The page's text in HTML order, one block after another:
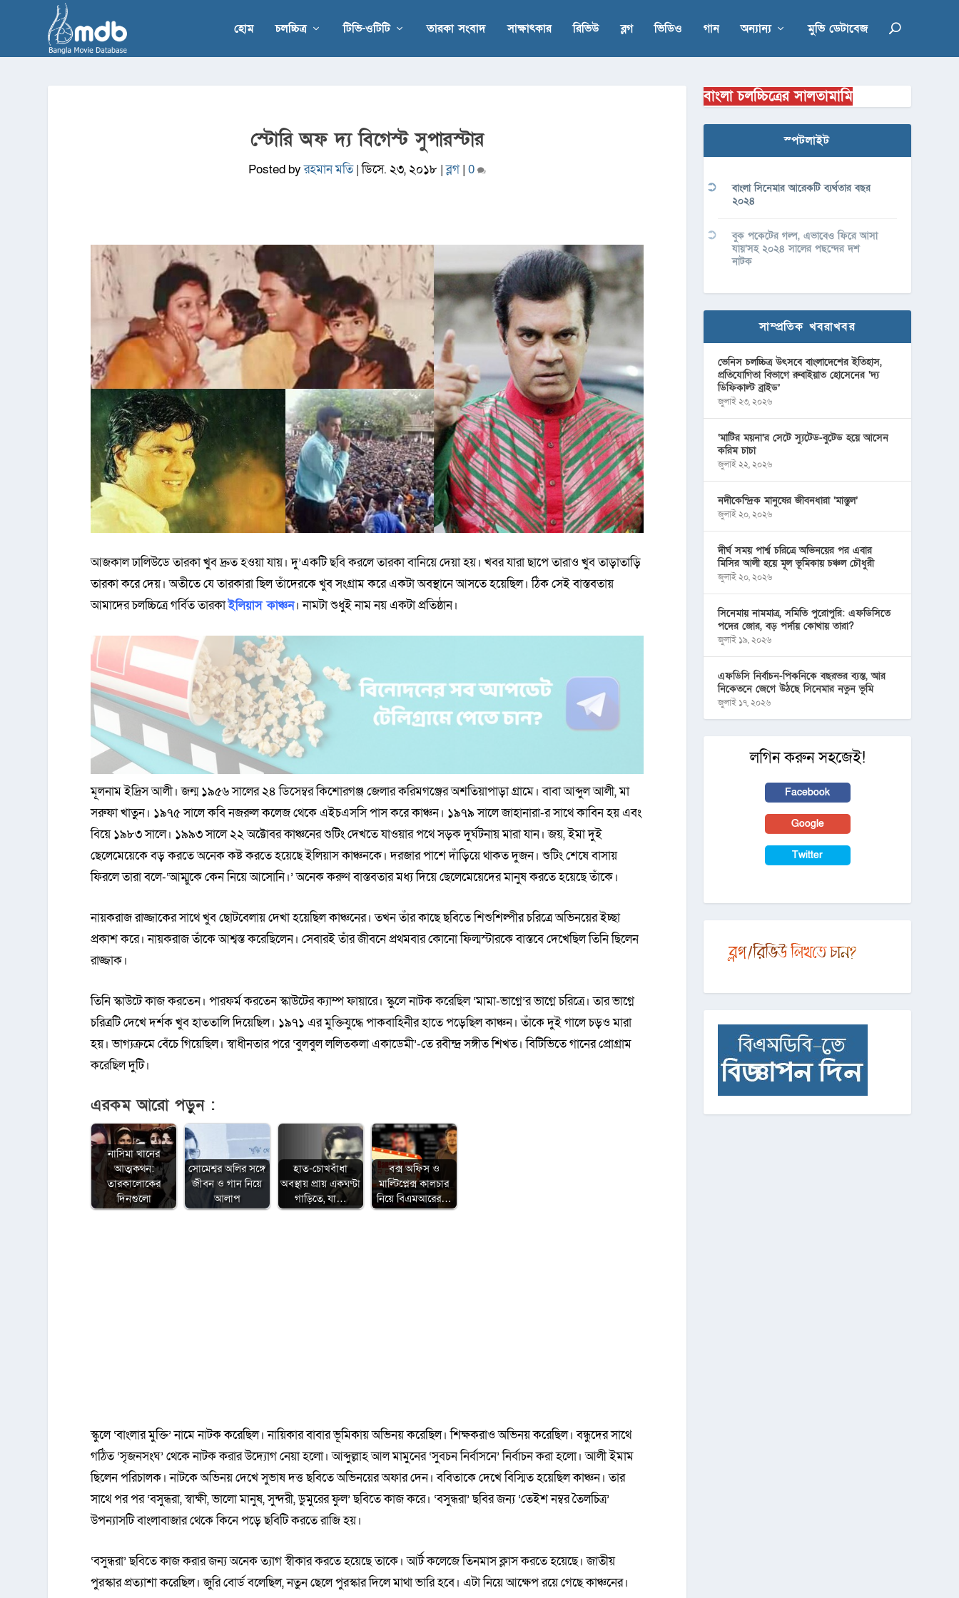
হোম চলচ্চিত্র টিভি-ওটিটি তারকা সংবাদ সাক্ষাৎকার রিভিউ ব্লগ ভিডিও গান অন্যান্য মুভি ডেটাবেজ
স্টোরি অফ দ্য বিগেস্ট সুপারস্টার
Posted byরহমান মতি|ডিসে. ২৩, ২০১৮ |ব্লগ |0
আজকাল ঢালিউডে তারকা খুব দ্রুত হওয়া যায়। দু’একটি ছবি করলে তারকা বানিয়ে দেয়া হয়। খবর যারা ছাপে তারাও খুব তাড়াতাড়ি
তারকা করে দেয়। অতীতে যে তারকারা ছিল তাঁদেরকে খুব সংগ্রাম করে একটা অবস্থানে আসতে হয়েছিল। ঠিক সেই বাস্তবতায়
আমাদের চলচ্চিত্রে গর্বিত তারকাইলিয়াস কাঞ্চন। নামটা শুধুই নাম নয় একটা প্রতিষ্ঠান।
মূলনাম ইদ্রিস আলী। জন্ম ১৯৫৬ সালের ২৪ ডিসেম্বর কিশোরগঞ্জ জেলার করিমগঞ্জের অশতিয়াপাড়া গ্রামে। বাবা আব্দুল আলী, মা
সরুফা খাতুন। ১৯৭৫ সালে কবি নজরুল কলেজ থেকে এইচএসসি পাস করে কাঞ্চন। ১৯৭৯ সালে জাহানারা-র সাথে কাবিন হয় এবং
বিয়ে ১৯৮৩ সালে। ১৯৯৩ সালে ২২ অক্টোবর কাঞ্চনের শুটিং দেখতে যাওয়ার পথে সড়ক দুর্ঘটনায় মারা যান। জয়, ইমা দুই
ছেলেমেয়েকে বড় করতে অনেক কষ্ট করতে হয়েছে ইলিয়াস কাঞ্চনকে। দরজার পাশে দাঁড়িয়ে থাকত দুজন। শুটিং শেষে বাসায়
ফিরলে তারা বলে-‘আম্মুকে কেন নিয়ে আসোনি।’ অনেক করুণ বাস্তবতার মধ্য দিয়ে ছেলেমেয়েদের মানুষ করতে হয়েছে তাঁকে।
নায়করাজ রাজ্জাকের সাথে খুব ছোটবেলায় দেখা হয়েছিল কাঞ্চনের। তখন তাঁর কাছে ছবিতে শিশুশিল্পীর চরিত্রে অভিনয়ের ইচ্ছা
প্রকাশ করে। নায়করাজ তাঁকে আশ্বস্ত করেছিলেন। সেবারই তাঁর জীবনে প্রথমবার কোনো ফিল্মস্টারকে বাস্তবে দেখেছিল তিনি ছিলেন
রাজ্জাক।
তিনি স্কাউটে কাজ করতেন। পারফর্ম করতেন স্কাউটের ক্যাম্প ফায়ারে। স্কুলে নাটক করেছিল ‘মামা-ভাগ্নে’র ভাগ্নে চরিত্রে। তার ভাগ্নে
চরিত্রটি দেখে দর্শক খুব হাততালি দিয়েছিল। ১৯৭১ এর মুক্তিযুদ্ধে পাকবাহিনীর হাতে পড়েছিল কাঞ্চন। তাঁকে দুই গালে চড়ও মারা
হয়। ভাগ্যক্রমে বেঁচে গিয়েছিল। স্বাধীনতার পরে ‘বুলবুল ললিতকলা একাডেমী’-তে রবীন্দ্র সঙ্গীত শিখত। বিটিভিতে গানের প্রোগ্রাম
করেছিল দুটি।
এরকম আরো পড়ুন :
নাসিমা খানের
আত্মকথন:
তারকালোকের
দিনগুলো
সোমেশ্বর অলির সঙ্গে
জীবন ও গান নিয়ে
আলাপ
হাত-চোখবাঁধা
অবস্থায় প্রায় একঘণ্টা
গাড়িতে, যা…
বক্স অফিস ও
মাল্টিপ্লেক্স কালচার
নিয়ে বিএমআরের…
স্কুলে ‘বাংলার মুক্তি’ নামে নাটক করেছিল। নায়িকার বাবার ভূমিকায় অভিনয় করেছিল। শিক্ষকরাও অভিনয় করেছিল। বন্ধুদের সাথে
গঠিত ‘সৃজনসংঘ’ থেকে নাটক করার উদ্যোগ নেয়া হলো। আব্দুল্লাহ আল মামুনের ‘সুবচন নির্বাসনে’ নির্বাচন করা হলো। আলী ইমাম
ছিলেন পরিচালক। নাটকে অভিনয় দেখে সুভাষ দত্ত ছবিতে অভিনয়ের অফার দেন। ববিতাকে দেখে বিস্মিত হয়েছিল কাঞ্চন। তার
সাথে পর পর ‘বসুন্ধরা, স্বাক্ষী, ভালো মানুষ, সুন্দরী, ডুমুরের ফুল’ ছবিতে কাজ করে। ‘বসুন্ধরা’ ছবির জন্য ‘তেইশ নম্বর তৈলচিত্র’
উপন্যাসটি বাংলাবাজার থেকে কিনে পড়ে ছবিটি করতে রাজি হয়।
‘বসুন্ধরা’ ছবিতে কাজ করার জন্য অনেক ত্যাগ স্বীকার করতে হয়েছে তাকে। আর্ট কলেজে তিনমাস ক্লাস করতে হয়েছে। জাতীয়
পুরস্কার প্রত্যাশা করেছিল। জুরি বোর্ড বলেছিল, নতুন ছেলে পুরস্কার দিলে মাথা ভারি হবে। এটা নিয়ে আক্ষেপ রয়ে গেছে কাঞ্চনের।
বাংলা চলচ্চিত্রের সালতামামি
স্পটলাইট
বাংলা সিনেমার আরেকটি ব্যর্থতার বছর
২০২৪
বুক পকেটের গল্প, এভাবেও ফিরে আসা
যায়’সহ ২০২৪ সালের পছন্দের দশ
নাটক
সাম্প্রতিক খবরাখবর
ভেনিস চলচ্চিত্র উৎসবে বাংলাদেশের ইতিহাস,
প্রতিযোগিতা বিভাগে রুবাইয়াত হোসেনের ‘দ্য
ডিফিকাল্ট ব্রাইড’
জুলাই ২৩, ২০২৬
‘মাটির ময়না’র সেটে স্যুটেড-বুটেড হয়ে আসেন
করিম চাচা
জুলাই ২২, ২০২৬
নদীকেন্দ্রিক মানুষের জীবনধারা ‘মাস্তুল’
জুলাই ২০, ২০২৬
দীর্ঘ সময় পার্শ্ব চরিত্রে অভিনয়ের পর এবার
মিসির আলী হয়ে মূল ভূমিকায় চঞ্চল চৌধুরী
জুলাই ২০, ২০২৬
সিনেমায় নামমাত্র, সমিতি পুরোপুরি: এফডিসিতে
পদের জোর, বড় পর্দায় কোথায় তারা?
জুলাই ১৯, ২০২৬
এফডিসি নির্বাচন-পিকনিকে বছরভর ব্যস্ত, আর
নিকেতনে জেগে উঠছে সিনেমার নতুন ভূমি
জুলাই ১৭, ২০২৬
লগিন করুন সহজেই!
Facebook
Google
Twitter